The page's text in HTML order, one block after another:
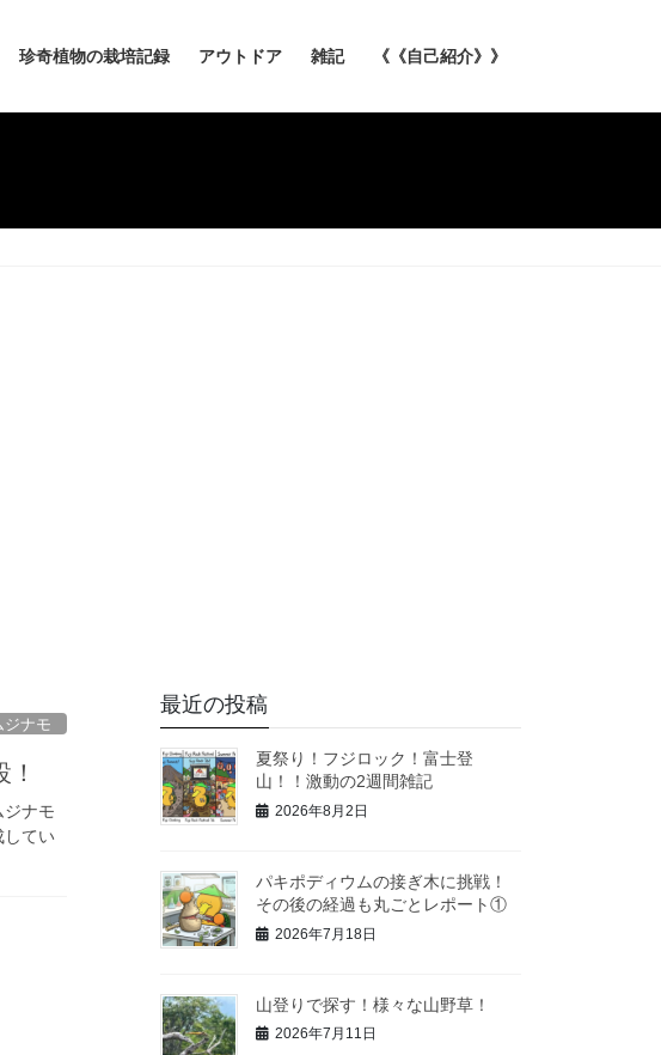
珍奇植物の栽培記録 アウトドア 雑記 《《自己紹介》》
ジナモ
ナモ
してい
最近の投稿
夏祭り！フジロック！富士登
山！！激動の2週間雑記
2026年8月2日
パキポディウムの接ぎ木に挑戦！
その後の経過も丸ごとレポート①
2026年7月18日
山登りで探す！様々な山野草！
2026年7月11日